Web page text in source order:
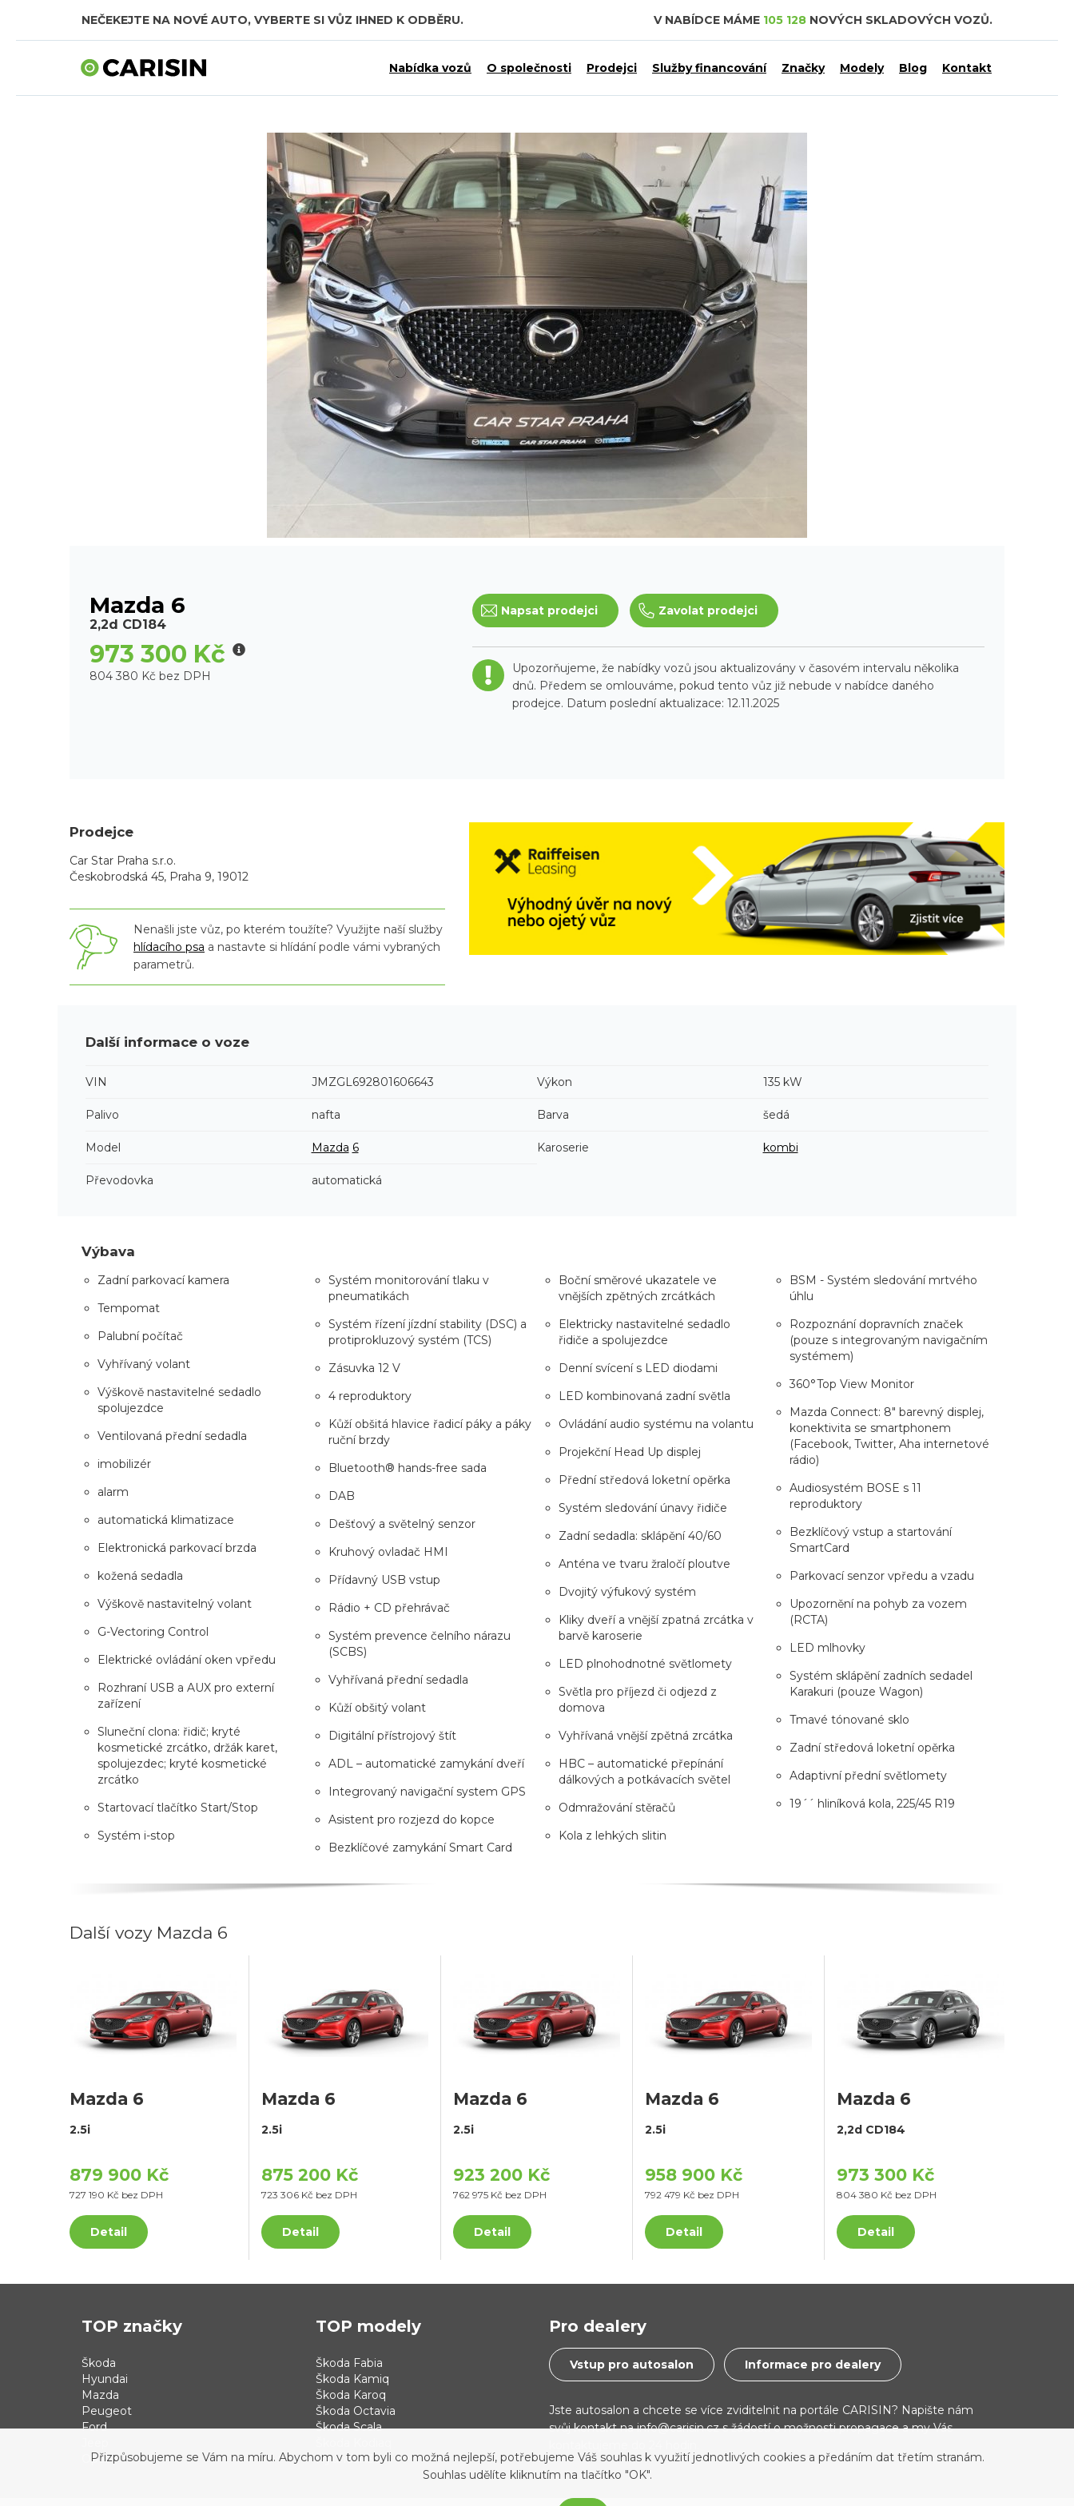
NEČEKEJTE NA NOVÉ AUTO, VYBERTE SI VŮZ IHNED K ODBĚRU.
SKLADOVÁ AUTA V CELKOVÉ HODNOTĚ TÉMĚŘ 7,5 MILIARDY KČ. V NABÍDCE MÁME 105 128 NOVÝCH SKLADOVÝCH VOZŮ.
Nabídka vozů O společnosti Prodejci Služby financování Značky Modely Blog Kontakt
Mazda 6
2,2d CD184
973 300 Kč
804 380 Kč bez DPH
Napsat prodejci Zavolat prodejci
Upozorňujeme, že nabídky vozů jsou aktualizovány v časovém intervalu několika
dnů. Předem se omlouváme, pokud tento vůz již nebude v nabídce daného
prodejce. Datum poslední aktualizace: 12.11.2025
Prodejce
Car Star Praha s.r.o.
Českobrodská 45, Praha 9, 19012
Nenašli jste vůz, po kterém toužíte? Využijte naší služby
hlídacího psa a nastavte si hlídání podle vámi vybraných
parametrů.
Další informace o voze
VIN JMZGL692801606643 Výkon 135 kW
Palivo nafta Barva šedá
Model Mazda 6 Karoserie kombi
Převodovka automatická
Výbava
Zadní parkovací kamera
Tempomat
Palubní počítač
Vyhřívaný volant
Výškově nastavitelné sedadlo
spolujezdce
Ventilovaná přední sedadla
imobilizér
alarm
automatická klimatizace
Elektronická parkovací brzda
kožená sedadla
Výškově nastavitelný volant
G-Vectoring Control
Elektrické ovládání oken vpředu
Rozhraní USB a AUX pro externí
zařízení
Sluneční clona: řidič; kryté
kosmetické zrcátko, držák karet,
spolujezdec; kryté kosmetické
zrcátko
Startovací tlačítko Start/Stop
Systém i-stop
Systém monitorování tlaku v
pneumatikách
Systém řízení jízdní stability (DSC) a
protiprokluzový systém (TCS)
Zásuvka 12 V
4 reproduktory
Kůží obšitá hlavice řadicí páky a páky
ruční brzdy
Bluetooth® hands-free sada
DAB
Dešťový a světelný senzor
Kruhový ovladač HMI
Přídavný USB vstup
Rádio + CD přehrávač
Systém prevence čelního nárazu
(SCBS)
Vyhřívaná přední sedadla
Kůží obšitý volant
Digitální přístrojový štít
ADL – automatické zamykání dveří
Integrovaný navigační system GPS
Asistent pro rozjezd do kopce
Bezklíčové zamykání Smart Card
Boční směrové ukazatele ve
vnějších zpětných zrcátkách
Elektricky nastavitelné sedadlo
řidiče a spolujezdce
Denní svícení s LED diodami
LED kombinovaná zadní světla
Ovládání audio systému na volantu
Projekční Head Up displej
Přední středová loketní opěrka
Systém sledování únavy řidiče
Zadní sedadla: sklápění 40/60
Anténa ve tvaru žraločí ploutve
Dvojitý výfukový systém
Kliky dveří a vnější zpatná zrcátka v
barvě karoserie
LED plnohodnotné světlomety
Světla pro příjezd či odjezd z
domova
Vyhřívaná vnější zpětná zrcátka
HBC – automatické přepínání
dálkových a potkávacích světel
Odmražování stěračů
Kola z lehkých slitin
BSM - Systém sledování mrtvého
úhlu
Rozpoznání dopravních značek
(pouze s integrovaným navigačním
systémem)
360°Top View Monitor
Mazda Connect: 8" barevný displej,
konektivita se smartphonem
(Facebook, Twitter, Aha internetové
rádio)
Audiosystém BOSE s 11
reproduktory
Bezklíčový vstup a startování
SmartCard
Parkovací senzor vpředu a vzadu
Upozornění na pohyb za vozem
(RCTA)
LED mlhovky
Systém sklápění zadních sedadel
Karakuri (pouze Wagon)
Tmavé tónované sklo
Zadní středová loketní opěrka
Adaptivní přední světlomety
19´´ hliníková kola, 225/45 R19
Další vozy Mazda 6
Mazda 6
2.5i
879 900 Kč
727 190 Kč bez DPH
Detail
Mazda 6
2.5i
875 200 Kč
723 306 Kč bez DPH
Detail
Mazda 6
2.5i
923 200 Kč
762 975 Kč bez DPH
Detail
Mazda 6
2.5i
958 900 Kč
792 479 Kč bez DPH
Detail
Mazda 6
2,2d CD184
973 300 Kč
804 380 Kč bez DPH
Detail
TOP značky
Škoda
Hyundai
Mazda
Peugeot
Ford
Opel
TOP modely
Škoda Fabia
Škoda Kamiq
Škoda Karoq
Škoda Octavia
Škoda Scala
Hyundai i30
Pro dealery
Vstup pro autosalon Informace pro dealery
Jste autosalon a chcete se více zviditelnit na portále CARISIN? Napište nám
svůj kontakt na info@carisin.cz s žádostí o možnosti propagace a my Vás
Přizpůsobujeme se Vám na míru. Abychom v tom byli co možná nejlepší, potřebujeme Váš souhlas k využití jednotlivých cookies a předáním dat třetím stranám.
Souhlas udělíte kliknutím na tlačítko "OK".